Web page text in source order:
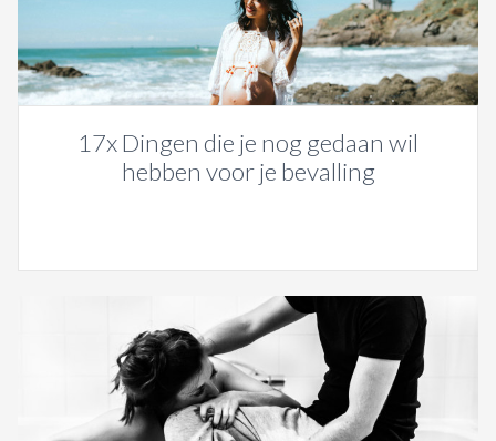
17x Dingen die je nog gedaan wil
hebben voor je bevalling